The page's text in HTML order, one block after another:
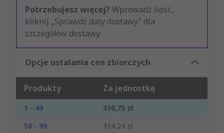
Potrzebujesz więcej? Wprowadź ilość,
kliknij „Sprawdź daty dostawy” dla
szczegółów dostawy.
Opcje ustalania cen zbiorczych
Produkty Za jednostkę
1 - 49
330,75 zł
50 - 99
314,24 zł